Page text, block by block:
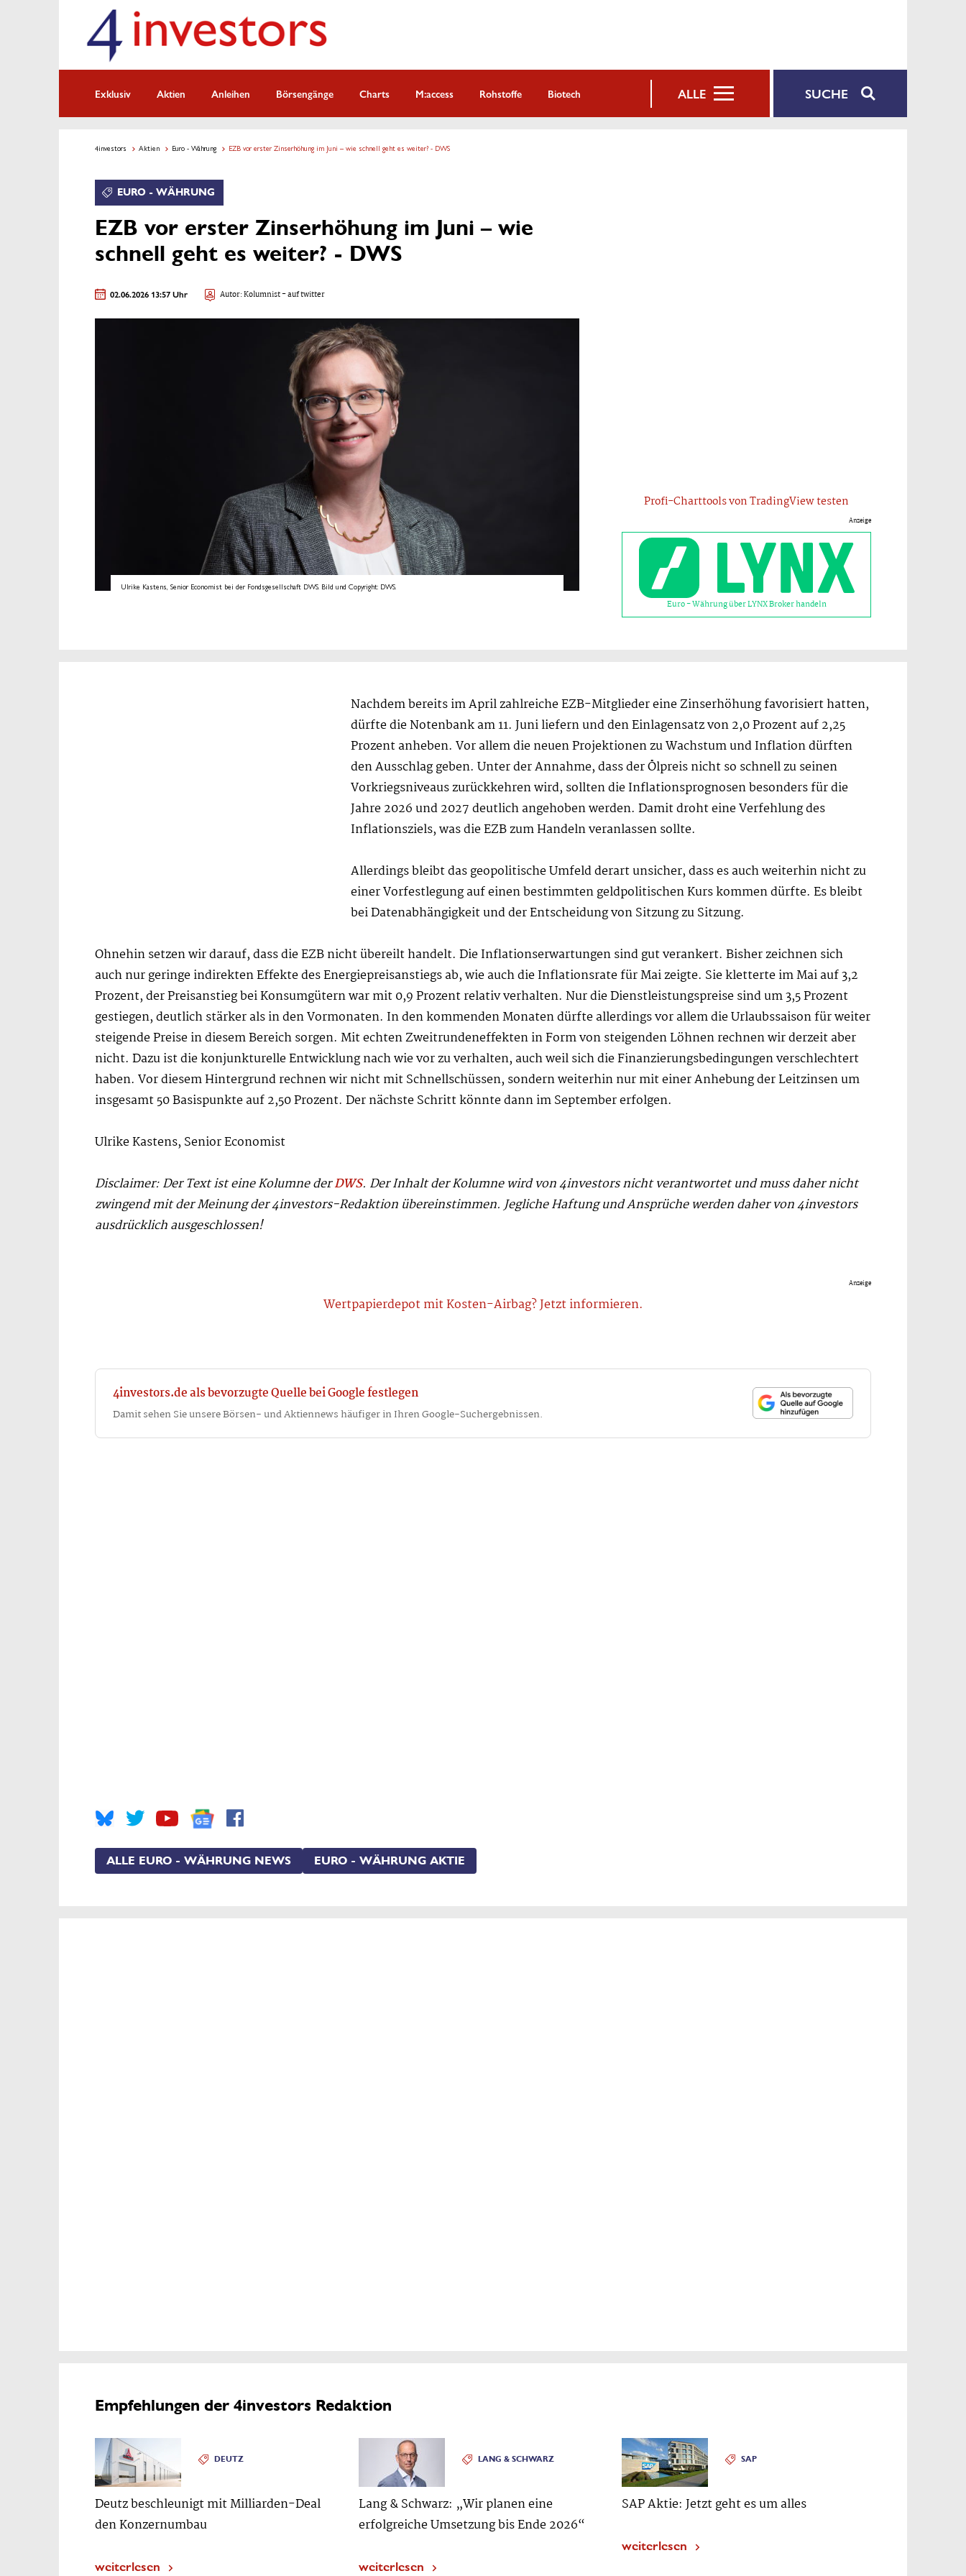
SUCHE
ALLE
Exklusiv Aktien Anleihen Börsengänge Charts M:access Rohstoffe Biotech
4investors Aktien Euro - Währung EZB vor erster Zinserhöhung im Juni – wie schnell geht es weiter? - DWS
EURO - WÄHRUNG
EZB vor erster Zinserhöhung im Juni – wie
schnell geht es weiter? - DWS
02.06.2026 13:57 Uhr Autor:Kolumnist- auf twitter
Ulrike Kastens, Senior Economist bei der Fondsgesellschaft DWS. Bild und Copyright: DWS.
Profi-Charttools von TradingView testen
Anzeige
Euro - Währung über LYNX Broker handeln
Nachdem bereits im April zahlreiche EZB-Mitglieder eine Zinserhöhung favorisiert hatten,
dürfte die Notenbank am 11. Juni liefern und den Einlagensatz von 2,0 Prozent auf 2,25
Prozent anheben. Vor allem die neuen Projektionen zu Wachstum und Inflation dürften
den Ausschlag geben. Unter der Annahme, dass der Ölpreis nicht so schnell zu seinen
Vorkriegsniveaus zurückkehren wird, sollten die Inflationsprognosen besonders für die
Jahre 2026 und 2027 deutlich angehoben werden. Damit droht eine Verfehlung des
Inflationsziels, was die EZB zum Handeln veranlassen sollte.
Allerdings bleibt das geopolitische Umfeld derart unsicher, dass es auch weiterhin nicht zu
einer Vorfestlegung auf einen bestimmten geldpolitischen Kurs kommen dürfte. Es bleibt
bei Datenabhängigkeit und der Entscheidung von Sitzung zu Sitzung.
Ohnehin setzen wir darauf, dass die EZB nicht übereilt handelt. Die Inflationserwartungen sind gut verankert. Bisher zeichnen sich
auch nur geringe indirekten Effekte des Energiepreisanstiegs ab, wie auch die Inflationsrate für Mai zeigte. Sie kletterte im Mai auf 3,2
Prozent, der Preisanstieg bei Konsumgütern war mit 0,9 Prozent relativ verhalten. Nur die Dienstleistungspreise sind um 3,5 Prozent
gestiegen, deutlich stärker als in den Vormonaten. In den kommenden Monaten dürfte allerdings vor allem die Urlaubssaison für weiter
steigende Preise in diesem Bereich sorgen. Mit echten Zweitrundeneffekten in Form von steigenden Löhnen rechnen wir derzeit aber
nicht. Dazu ist die konjunkturelle Entwicklung nach wie vor zu verhalten, auch weil sich die Finanzierungsbedingungen verschlechtert
haben. Vor diesem Hintergrund rechnen wir nicht mit Schnellschüssen, sondern weiterhin nur mit einer Anhebung der Leitzinsen um
insgesamt 50 Basispunkte auf 2,50 Prozent. Der nächste Schritt könnte dann im September erfolgen.
Ulrike Kastens, Senior Economist
Disclaimer: Der Text ist eine Kolumne derDWS. Der Inhalt der Kolumne wird von 4investors nicht verantwortet und muss daher nicht
zwingend mit der Meinung der 4investors-Redaktion übereinstimmen. Jegliche Haftung und Ansprüche werden daher von 4investors
ausdrücklich ausgeschlossen!
Anzeige
Wertpapierdepot mit Kosten-Airbag? Jetzt informieren.
4investors.de als bevorzugte Quelle bei Google festlegen
Damit sehen Sie unsere Börsen- und Aktiennews häufiger in Ihren Google-Suchergebnissen.
ALLE EURO - WÄHRUNG NEWS EURO - WÄHRUNG AKTIE
Empfehlungen der 4investors Redaktion
DEUTZ
Deutz beschleunigt mit Milliarden-Deal
den Konzernumbau
weiterlesen
LANG & SCHWARZ
Lang & Schwarz: „Wir planen eine
erfolgreiche Umsetzung bis Ende 2026“
weiterlesen
SAP
SAP Aktie: Jetzt geht es um alles
weiterlesen